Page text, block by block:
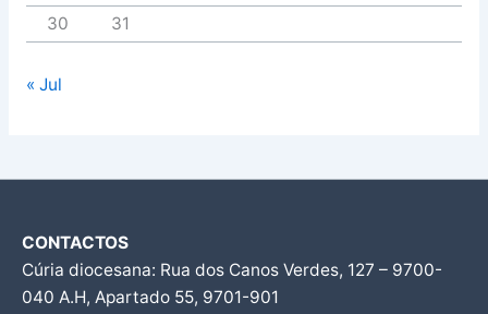
30
31
« Jul
CONTACTOS
Cúria diocesana: Rua dos Canos Verdes, 127 – 9700-
040 A.H, Apartado 55, 9701-901